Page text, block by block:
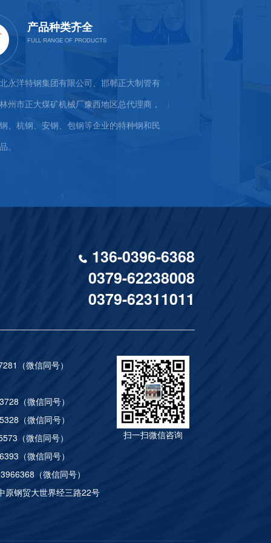
产品种类齐全
永洋特钢集团有限公司、邯郸正大制管有
州市正大煤矿机械厂豫西地区总代理商，
、杭钢、安钢、包钢等企业的特种钢和民
。
公司打造了一支"群策群力
献社会"的坚强团队，生产
136-0396-6368
0379-62238008
0379-62311011
（微信同号）
（微信同号）
（微信同号）
（微信同号）
（微信同号）
（微信同号）
原钢贸大世界经三路22号
扫一扫微信咨询